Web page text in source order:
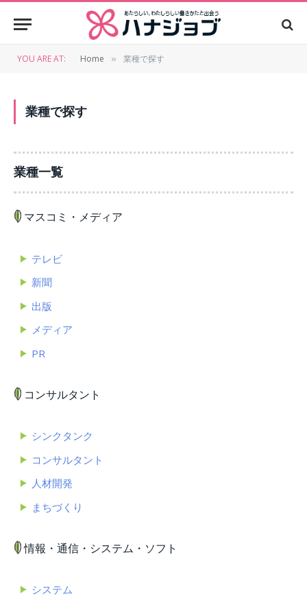
YOU ARE AT: Home » 業種で探す
業種で探す
業種一覧
マスコミ・メディア
テレビ
新聞
出版
メディア
PR
コンサルタント
シンクタンク
コンサルタント
人材開発
まちづくり
情報・通信・システム・ソフト
システム